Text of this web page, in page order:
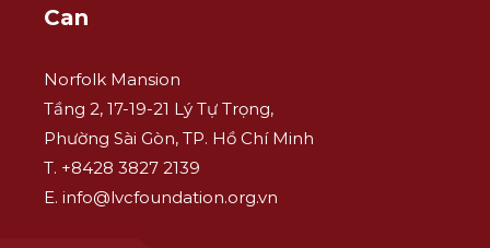
Can
Norfolk Mansion
Tầng 2, 17-19-21 Lý Tự Trọng,
Phường Sài Gòn, TP. Hồ Chí Minh
T. +8428 3827 2139
E. info@lvcfoundation.org.vn